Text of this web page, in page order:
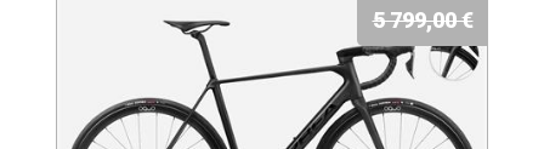
5 799,00 €